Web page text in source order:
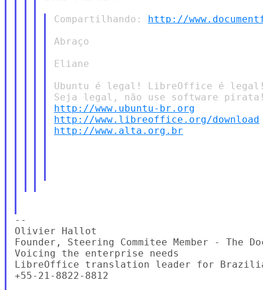
Compartilhando: http://
Abraço
Eliane
Ubuntu é legal! LibreOffice é
http://www.ubuntu-br.org
http://www.libreoffice.org/download
http://www.alta.org.br
--
Olivier Hallot
Founder, Steering Commitee Member - The
Voicing the enterprise needs
LibreOffice translation leader for
+55-21-8822-8812